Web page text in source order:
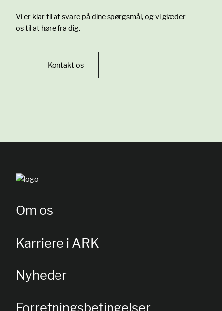
Vi er klar til at svare på dine spørgsmål, og vi glæder
os til at høre fra dig.
Kontakt os
Om os
Karriere i ARK
Nyheder
Forretningsbetingelser